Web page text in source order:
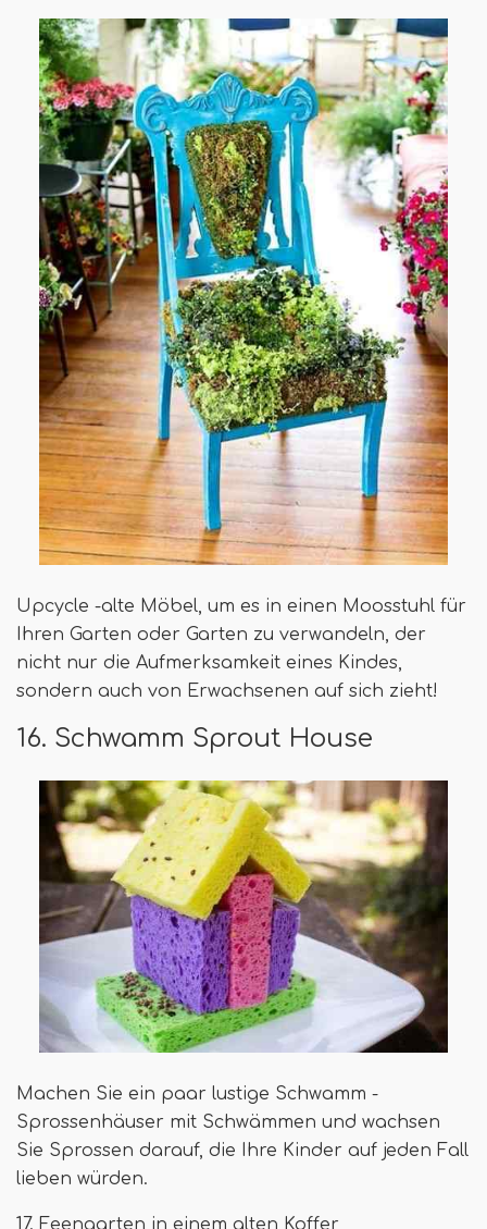
Upcycle -alte Möbel, um es in einen Moosstuhl für
Ihren Garten oder Garten zu verwandeln, der
nicht nur die Aufmerksamkeit eines Kindes,
sondern auch von Erwachsenen auf sich zieht!
16. Schwamm Sprout House
Machen Sie ein paar lustige Schwamm -
Sprossenhäuser mit Schwämmen und wachsen
Sie Sprossen darauf, die Ihre Kinder auf jeden Fall
lieben würden.
17. Feengarten in einem alten Koffer